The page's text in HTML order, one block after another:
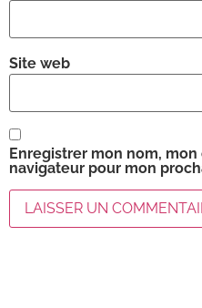
Site web
Enregistrer mon nom,
navigateur pour mon